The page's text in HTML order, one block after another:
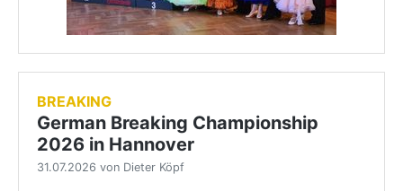
BREAKING
German Breaking Championship
2026 in Hannover
31.07.2026 von Dieter Köpf